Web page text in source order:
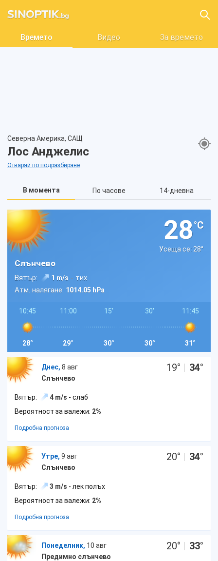
Времето Видео За времето
Северна Америка, САЩ
Лос Анджелис
Отваряй по подразбиране
В момента По часове 14-дневна
28°C
Усеща се: 28°
Слънчево
Вятър: 1 m/s - тих
Атм. налягане: 1014.05 hPa
10:45
28°
11:00
29°
15'
30°
30'
30°
11:45
31°
Днес, 8 авг
Слънчево
19° | 34°
Вятър: 4 m/s - слаб
Вероятност за валежи: 2%
Подробна прогноза
Утре, 9 авг
Слънчево
20° | 34°
Вятър: 3 m/s - лек полъх
Вероятност за валежи: 2%
Подробна прогноза
Понеделник, 10 авг
Предимно слънчево
20° | 33°